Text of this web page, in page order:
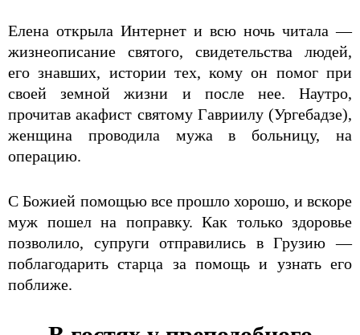
Елена открыла Интернет и всю ночь читала —
жизнеописание святого, свидетельства людей,
его знавших, истории тех, кому он помог при
своей земной жизни и после нее. Наутро,
прочитав акафист святому Гавриилу (Ургебадзе),
женщина проводила мужа в больницу, на
операцию.
С Божией помощью все прошло хорошо, и вскоре
муж пошел на поправку. Как только здоровье
позволило, супруги отправились в Грузию —
поблагодарить старца за помощь и узнать его
поближе.